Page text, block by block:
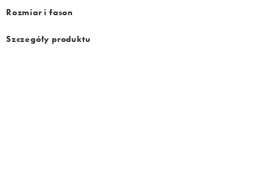
Rozmiar i fason
Szczegóły produktu